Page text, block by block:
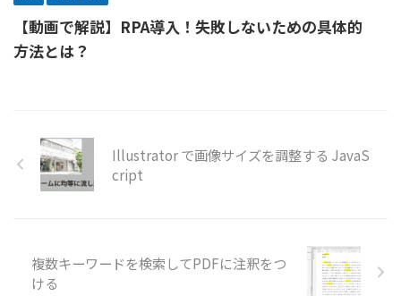
【動画で解説】RPA導入！失敗しないための具体的
方法とは？
Illustrator で画像サイズを調整する JavaS
cript
複数キーワードを検索してPDFに注釈をつ
ける